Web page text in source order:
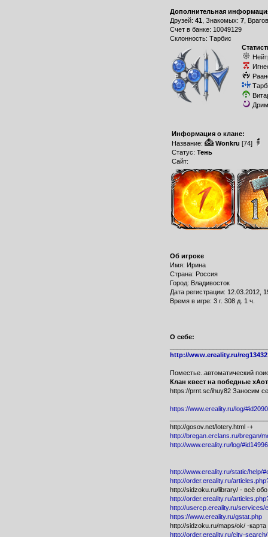
Дополнительная
Друзей: 41 , Знакомых: 7,
Счет в банке: 10049129
Склонность: Тарбис
Информация о клане:
Название:
Wonkru [74]
Статус: Тень
Сайт:
Об игроке
Имя: Ирина
Страна: Россия
Город: Владивосток
Дата регистрации: 12.03.2012,
Время в игре: 3 г. 308 д. 1 ч.
О себе:
http://www.ereality.ru/
Поместье..автоматический
Клан квест на победные
https://prnt.sc/ihuy82 Заносим
https://www.ereality.ru/log/
http://gosov.net/lotery.html -+
http://bregan.erclans.ru/bregan/
http://www.ereality.ru/log/
http://www.ereality.ru/static/help/
http://order.ereality.ru/
http://sidzoku.ru/library/ - всё
http://order.ereality.ru/
http://usercp.ereality.ru/services/
https://www.ereality.ru/gstat.php
http://sidzoku.ru/maps/ok/ -
http://order.ereality.ru/city-search/